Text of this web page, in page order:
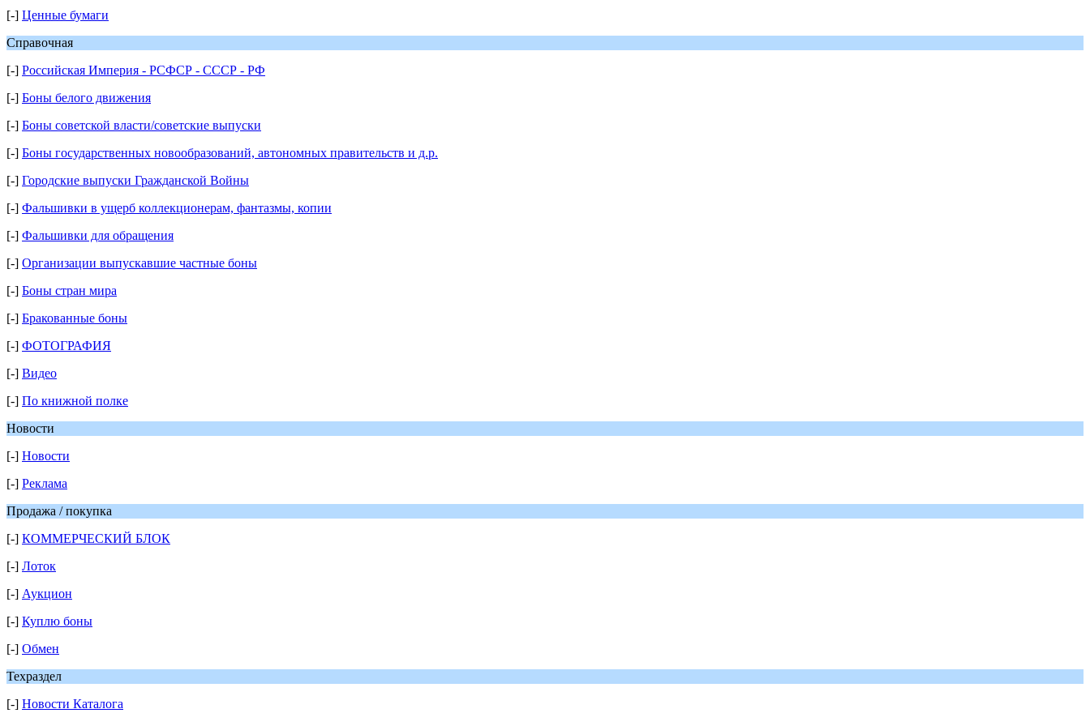
[-] Ценные бумаги
Справочная
[-] Российская Империя - РСФСР - СССР - РФ
[-] Боны белого движения
[-] Боны советской власти/советские выпуски
[-] Боны государственных новообразований, автономных правительств и д.р.
[-] Городские выпуски Гражданской Войны
[-] Фальшивки в ущерб коллекционерам, фантазмы, копии
[-] Фальшивки для обращения
[-] Организации выпускавшие частные боны
[-] Боны стран мира
[-] Бракованные боны
[-] ФОТОГРАФИЯ
[-] Видео
[-] По книжной полке
Новости
[-] Новости
[-] Реклама
Продажа / покупка
[-] КОММЕРЧЕСКИЙ БЛОК
[-] Лоток
[-] Аукцион
[-] Куплю боны
[-] Обмен
Техраздел
[-] Новости Каталога